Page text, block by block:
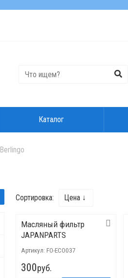
Каталог
Berlingo
Сортировка: Цена ↓
Масляный фильтр
JAPANPARTS
Артикул: FO-ECO037
300руб.